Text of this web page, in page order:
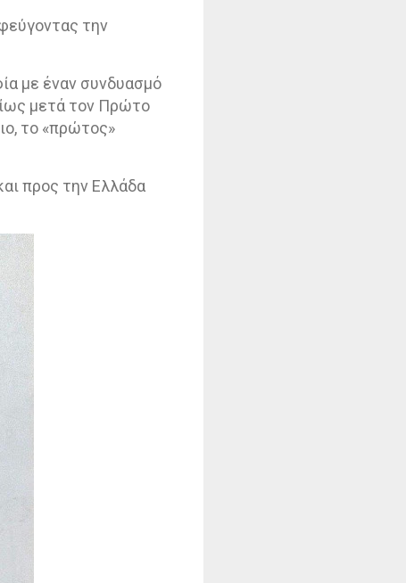
την
με έναν συνδυασμό
μετά τον Πρώτο
το «πρώτος»
προς την Ελλάδα